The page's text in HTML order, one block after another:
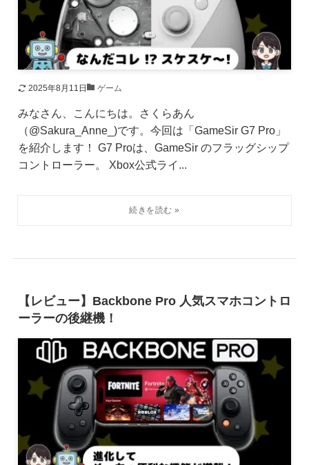
2025年8月11日 ゲーム
みなさん、こんにちは。さくらあん
（@Sakura_Anne_)です。今回は「GameSir G7 Pro」
を紹介します！ G7 Proは、GameSir のフラッグシップ
コントローラー。 Xbox公式ライ...
【レビュー】Backbone Pro 人気スマホコントロ
ーラーの後継機！